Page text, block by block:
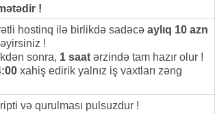
!
hostinq ilə birlikdə sadəcə aylıq 10 azn
!
sonra, 1 saat ərzində tam hazır olur !
xahiş edirik yalnız iş vaxtları zəng
və qurulması pulsuzdur !